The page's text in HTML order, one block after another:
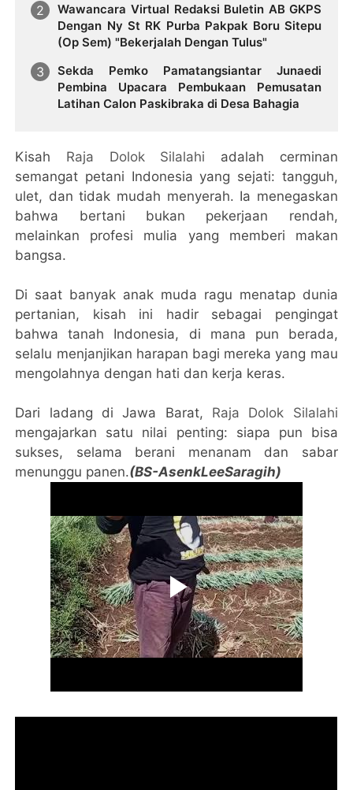
Wawancara Virtual Redaksi Buletin AB GKPS
Dengan Ny St RK Purba Pakpak Boru Sitepu
(Op Sem) "Bekerjalah Dengan Tulus"
Sekda Pemko Pamatangsiantar Junaedi
Pembina Upacara Pembukaan Pemusatan
Latihan Calon Paskibraka di Desa Bahagia
Kisah Raja Dolok Silalahi adalah cerminan
semangat petani Indonesia yang sejati: tangguh,
ulet, dan tidak mudah menyerah. Ia menegaskan
bahwa bertani bukan pekerjaan rendah,
melainkan profesi mulia yang memberi makan
bangsa.
Di saat banyak anak muda ragu menatap dunia
pertanian, kisah ini hadir sebagai pengingat
bahwa tanah Indonesia, di mana pun berada,
selalu menjanjikan harapan bagi mereka yang mau
mengolahnya dengan hati dan kerja keras.
Dari ladang di Jawa Barat, Raja Dolok Silalahi
mengajarkan satu nilai penting: siapa pun bisa
sukses, selama berani menanam dan sabar
menunggu panen.(BS-AsenkLeeSaragih)